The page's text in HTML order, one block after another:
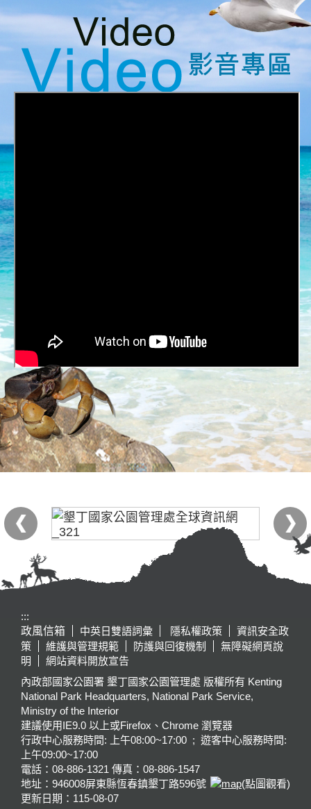
:::
政風信箱
中英日雙語詞彙 隱私權政策
資訊安全政
策
維護與管理規範 防護與回復機制
無障礙網頁說
明
網站資料開放宣告
內政部國家公園署 墾丁國家公園管理處 版權所有 Kenting
National Park Headquarters, National Park Service,
Ministry of the Interior
建議使用IE9.0 以上或Firefox、Chrome 瀏覽器
行政中心服務時間: 上午08:00~17:00 ; 遊客中心服務時間:
上午09:00~17:00
電話：08-886-1321 傳真：08-886-1547
地址：946008屏東縣恆春鎮墾丁路596號
(點圖觀看)
更新日期： 115-08-07